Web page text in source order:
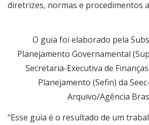
diretrizes, normas e procedimentos
O guia foi elaborado pela
Planejamento Governamental
Secretaria-Executiva de
Planejamento (Sefin) da
Arquivo/Agência
“Esse guia é o resultado de um